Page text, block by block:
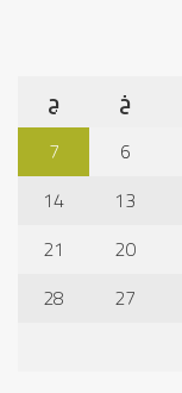
خ
ج
6
7
13
14
20
21
27
28